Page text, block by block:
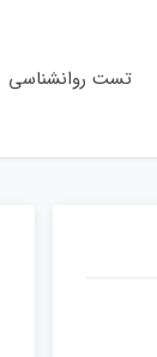
تست روانشناسی